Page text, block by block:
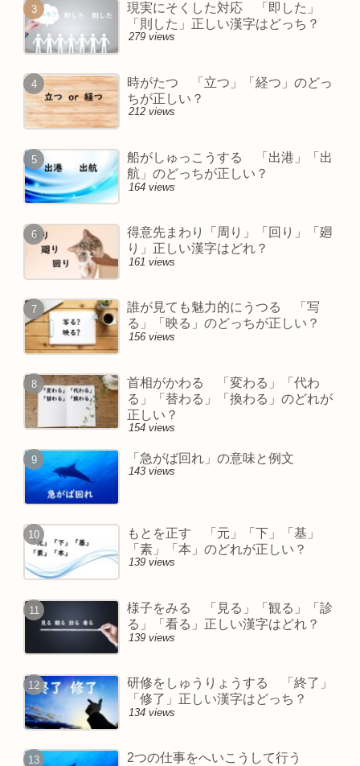
現実にそくした対応 「即した」
「則した」正しい漢字はどっち？
279 views
時がたつ 「立つ」「経つ」のどっ
ちが正しい？
212 views
船がしゅっこうする 「出港」「出
航」のどっちが正しい？
164 views
得意先まわり「周り」「回り」「廻
り」正しい漢字はどれ？
161 views
誰が見ても魅力的にうつる 「写
る」「映る」のどっちが正しい？
156 views
首相がかわる 「変わる」「代わ
る」「替わる」「換わる」のどれが
正しい？
154 views
「急がば回れ」の意味と例文
143 views
もとを正す 「元」「下」「基」
「素」「本」のどれが正しい？
139 views
様子をみる 「見る」「観る」「診
る」「看る」正しい漢字はどれ？
139 views
研修をしゅうりょうする 「終了」
「修了」正しい漢字はどっち？
134 views
2つの仕事をへいこうして行う